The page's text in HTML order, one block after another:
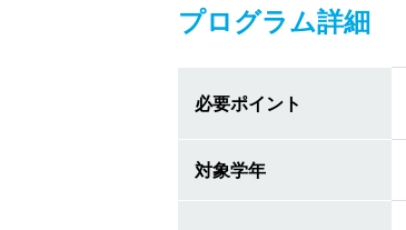
プログラム詳細
必要ポイント
対象学年